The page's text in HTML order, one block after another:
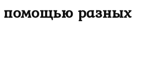
помощью разных